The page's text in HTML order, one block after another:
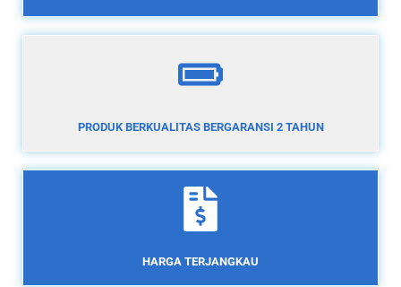
PRODUK BERKUALITAS BERGARANSI 2 TAHUN
HARGA TERJANGKAU